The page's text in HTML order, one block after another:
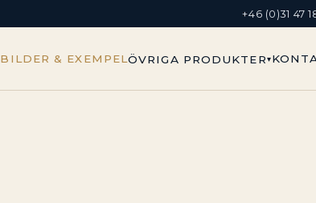
+46 (0)31 47
BILDER & EXEMPELÖVRIGA PRODUKTER